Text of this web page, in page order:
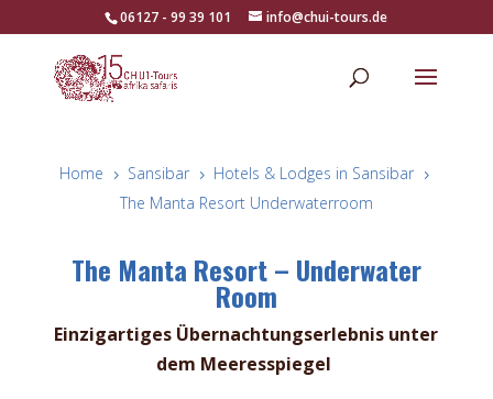
06127 - 99 39 101 info@chui-tours.de
Home 5 Sansibar 5 Hotels & Lodges in Sansibar 5
The Manta Resort Underwaterroom
The Manta Resort – Underwater
Room
Einzigartiges Übernachtungserlebnis unter
dem Meeresspiegel